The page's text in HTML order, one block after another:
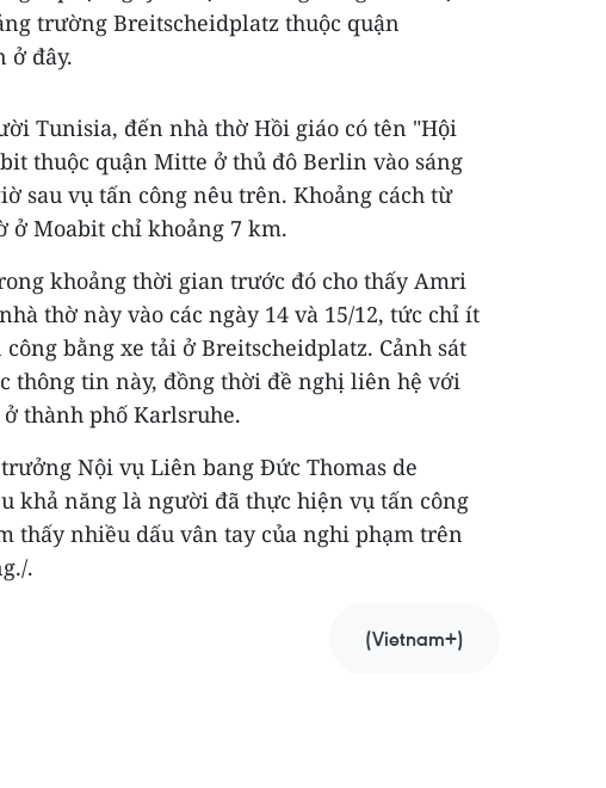
trường Breitscheidplatz thuộc quận
ở đây.
Tunisia, đến nhà thờ Hồi giáo có tên "Hội
thuộc quận Mitte ở thủ đô Berlin vào sáng
sau vụ tấn công nêu trên. Khoảng cách từ
ở Moabit chỉ khoảng 7 km.
khoảng thời gian trước đó cho thấy Amri
thờ này vào các ngày 14 và 15/12, tức chỉ ít
bằng xe tải ở Breitscheidplatz. Cảnh sát
thông tin này, đồng thời đề nghị liên hệ với
thành phố Karlsruhe.
Nội vụ Liên bang Đức Thomas de
khả năng là người đã thực hiện vụ tấn công
thấy nhiều dấu vân tay của nghi phạm trên
.
(Vietnam+)